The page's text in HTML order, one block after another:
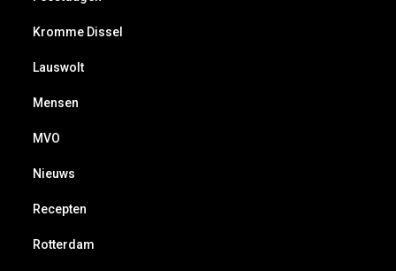
Kromme Dissel
Lauswolt
Mensen
MVO
Nieuws
Recepten
Rotterdam